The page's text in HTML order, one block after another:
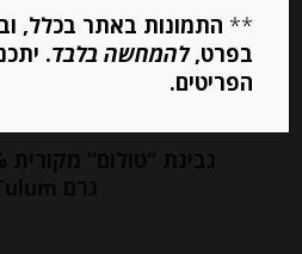
** התמונות באתר בכלל,
בפרט,להמחשה בלבד.
הפריטים.